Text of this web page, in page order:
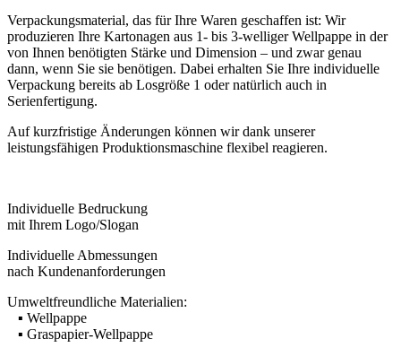
Verpackungsmaterial, das für Ihre Waren geschaffen ist: Wir
produzieren Ihre Kartonagen aus 1- bis 3-welliger Wellpappe in der
von Ihnen benötigten Stärke und Dimension – und zwar genau
dann, wenn Sie sie benötigen. Dabei erhalten Sie Ihre individuelle
Verpackung bereits ab Losgröße 1 oder natürlich auch in
Serienfertigung.
Auf kurzfristige Änderungen können wir dank unserer
leistungsfähigen Produktionsmaschine flexibel reagieren.
Individuelle Bedruckung
mit Ihrem Logo/Slogan
Individuelle Abmessungen
nach Kundenanforderungen
Umweltfreundliche Materialien:
▪ Wellpappe
▪ Graspapier-Wellpappe